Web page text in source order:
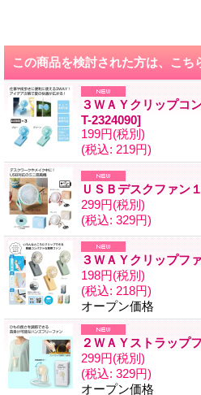
この商品を検討された方は、こち
３ＷＡＹクリップコ
T-2324090]
199円(税別)
(税込: 219円)
ＵＳＢデスクファン
299円(税別)
(税込: 329円)
３ＷＡＹクリップフ
198円(税別)
(税込: 218円)
オープン価格
２ＷＡＹストラップ
299円(税別)
(税込: 329円)
オープン価格